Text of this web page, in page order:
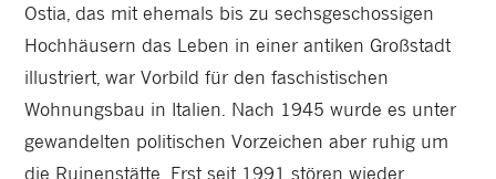
Ostia, das mit ehemals bis zu sechsgeschossigen
Hochhäusern das Leben in einer antiken Großstadt
illustriert, war Vorbild für den faschistischen
Wohnungsbau in Italien. Nach 1945 wurde es unter
gewandelten politischen Vorzeichen aber ruhig um
die Ruinenstätte. Erst seit 1991 stören wieder